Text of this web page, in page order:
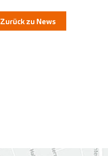
Zurück zu News